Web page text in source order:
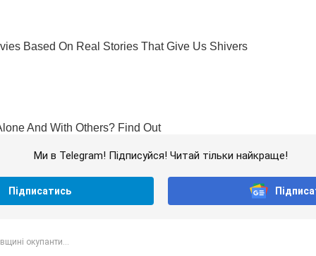
Ми в Telegram! Підписуйся! Читай тільки найкраще!
Підписатись
окупанти...